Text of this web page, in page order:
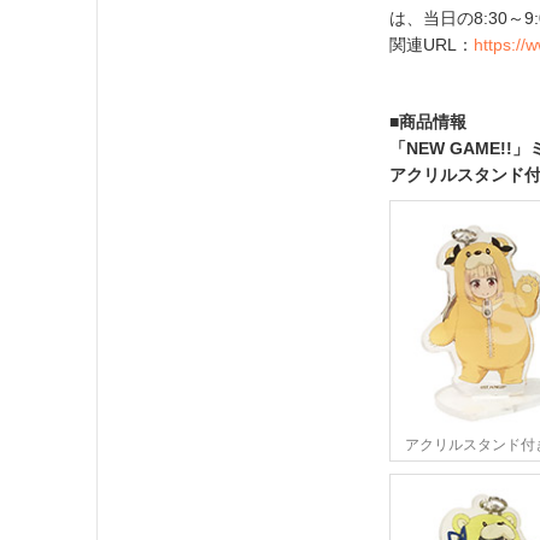
は、当日の8:30～
関連URL： https://
■商品情報
「NEW GAME!!」
アクリルスタンド
アクリルスタンド